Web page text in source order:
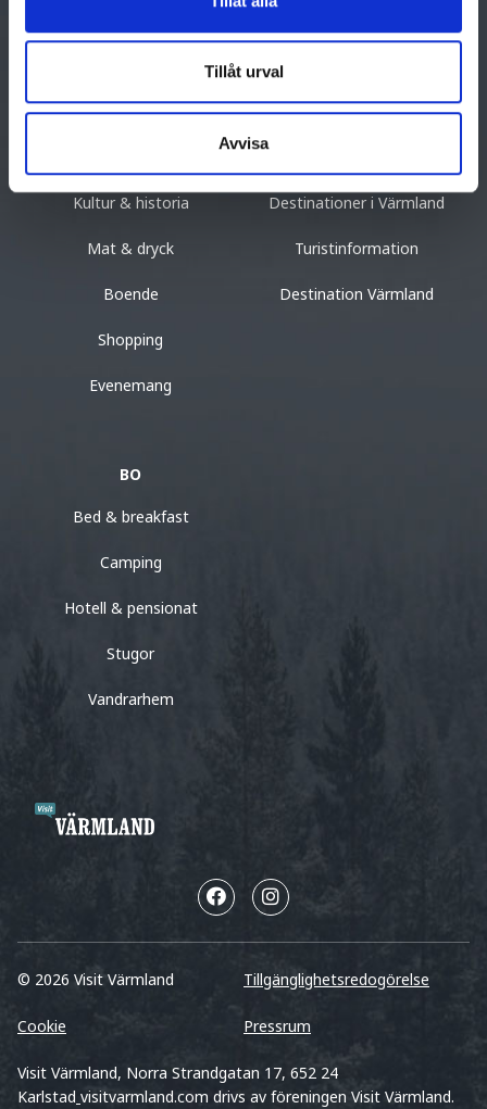
Tillåt urval
Avvisa
GÖRA
Kultur & historia
Mat & dryck
Boende
Shopping
Evenemang
UPPTÄCK VÄRMLAND
Destinationer i Värmland
Turistinformation
Destination Värmland
BO
Bed & breakfast
Camping
Hotell & pensionat
Stugor
Vandrarhem
© 2026 Visit Värmland Tillgänglighetsredogörelse
Cookie Pressrum
Visit Värmland, Norra Strandgatan 17, 652 24
Karlstad visitvarmland.com drivs av föreningen Visit Värmland.